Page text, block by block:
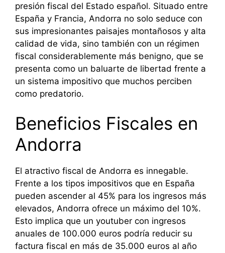
presión fiscal del Estado español. Situado entre
España y Francia, Andorra no solo seduce con
sus impresionantes paisajes montañosos y alta
calidad de vida, sino también con un régimen
fiscal considerablemente más benigno, que se
presenta como un baluarte de libertad frente a
un sistema impositivo que muchos perciben
como predatorio.
Beneficios Fiscales en
Andorra
El atractivo fiscal de Andorra es innegable.
Frente a los tipos impositivos que en España
pueden ascender al 45% para los ingresos más
elevados, Andorra ofrece un máximo del 10%.
Esto implica que un youtuber con ingresos
anuales de 100.000 euros podría reducir su
factura fiscal en más de 35.000 euros al año